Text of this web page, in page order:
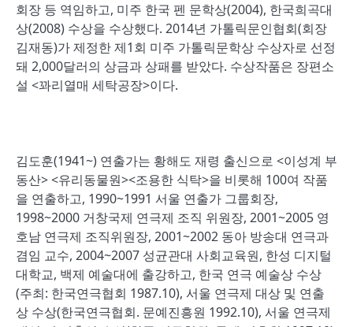
회장 등 역임하고, 미주 한국 펜 문학상(2004), 한국희곡대
상(2008) 수상을 수상했다. 2014년 가톨릭문인협회(회장
김재동)가 제정한 제1회 미주 가톨릭문학상 수상자로 선정
돼 2,000달러의 상금과 상패를 받았다. 수상작품은 장편소
설 <꽈리열매 세탁공장>이다.
김도훈(1941~) 연출가는 황해도 재령 출신으로 <이성계 부
동산> <유리동물원><조용한 식탁>을 비롯해 100여 작품
을 연출하고, 1990~1991 서울 연출가 그룹회장,
1998~2000 거창국제 연극제 조직 위원장, 2001~2005 영
호남 연극제 조직위원장, 2001~2002 동아 방송대 연극과
겸임 교수, 2004~2007 성균관대 사회교육원, 한성 디지털
대학교, 백제 예술대에 출강하고, 한국 연극 예술상 수상
(주최: 한국연극협회 1987.10), 서울 연극제 대상 및 연출
상 수상(한국연극협회. 문예진흥원 1992.10), 서울 연극제